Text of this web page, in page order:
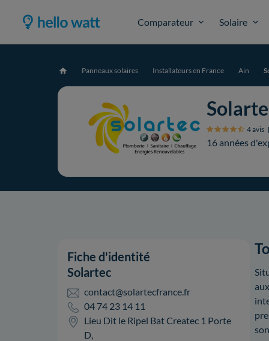
Comparateur Solaire
Accueil Panneaux solaires Installateurs en France Ain
4 avis
16 années
Fiche d'identité
Solartec
contact@solartecfrance.fr
04 74 23 14 11
Lieu Dit le Ripel Bat Createc 1 Porte
D,